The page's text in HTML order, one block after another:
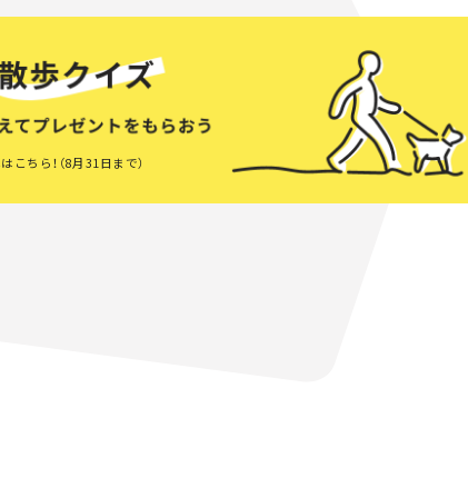
こちら！（8月31日まで）